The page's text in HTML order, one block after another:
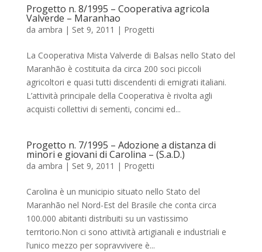
Progetto n. 8/1995 – Cooperativa agricola
Valverde – Maranhao
da ambra | Set 9, 2011 | Progetti
La Cooperativa Mista Valverde di Balsas nello Stato del
Maranhão è costituita da circa 200 soci piccoli
agricoltori e quasi tutti discendenti di emigrati italiani.
L’attività principale della Cooperativa è rivolta agli
acquisti collettivi di sementi, concimi ed...
Progetto n. 7/1995 – Adozione a distanza di
minori e giovani di Carolina – (S.a.D.)
da ambra | Set 9, 2011 | Progetti
Carolina è un municipio situato nello Stato del
Maranhão nel Nord-Est del Brasile che conta circa
100.000 abitanti distribuiti su un vastissimo
territorio.Non ci sono attività artigianali e industriali e
l’unico mezzo per sopravvivere è...